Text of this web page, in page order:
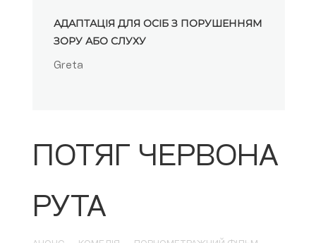
АДАПТАЦІЯ ДЛЯ ОСІБ З ПОРУШЕННЯМ
ЗОРУ АБО СЛУХУ
Greta
ПОТЯГ ЧЕРВОНА
РУТА